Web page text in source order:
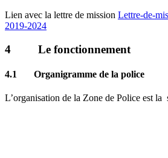
Lien avec la lettre de mission Lettre-de-
2019-2024
4 Le fonctionnement
4.1 Organigramme de la police
L’organisation de la Zone de Police est la